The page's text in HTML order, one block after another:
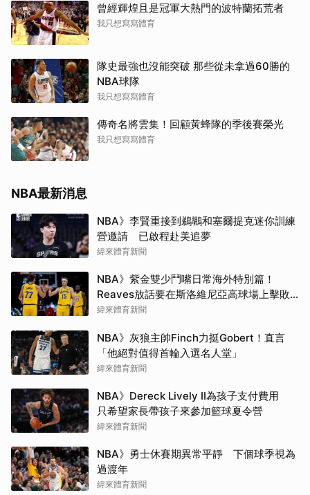
曾經輝煌且是冠軍大熱門的波特蘭拓荒者
我只想寫寫體育
隊史最強也沒能突破 那些從未拿過60勝的
NBA球隊
我只想寫寫體育
傳奇名將雲集！回顧黃蜂隊的季後賽榮光
我只想寫寫體育
NBA最新消息
NBA》李賢重接到鵜鶘和塞爾提克迷你訓練
營邀請 已啟程赴美追夢
緯來體育新聞
NBA》紫金雙少鬥嘴日常海外特別篇！
Reaves放話要在斯洛維尼亞高球場上擊敗
Doncic
緯來體育新聞
NBA》灰狼主帥Finch力挺Gobert！直言
「他絕對值得首輪入選名人堂」
緯來體育新聞
NBA》Dereck Lively II為孩子支付費用
只希望家長帶孩子來參加籃球夏令營
緯來體育新聞
NBA》勇士休賽期異常平靜 下個球季視為
過渡年
緯來體育新聞